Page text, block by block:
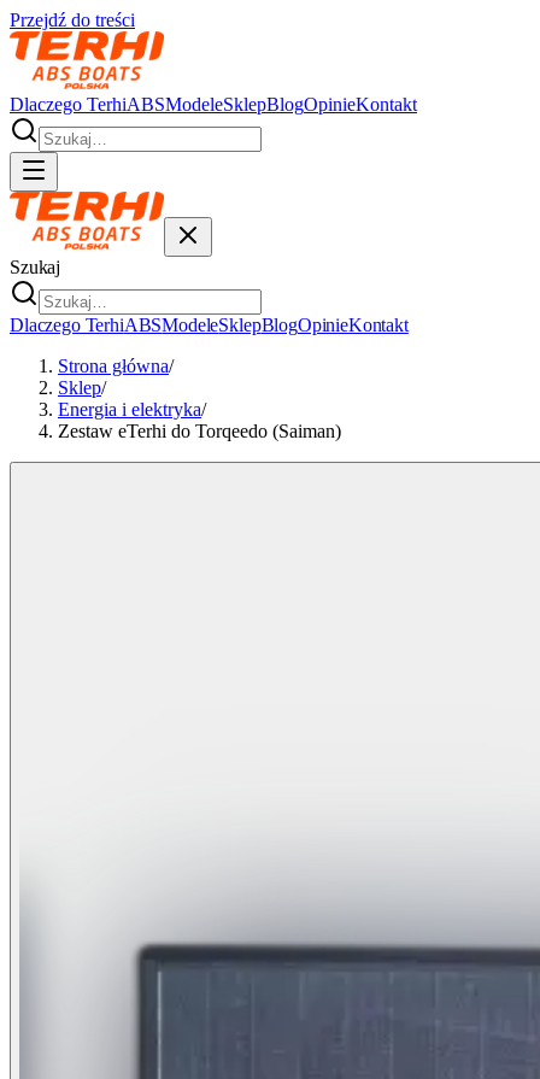
Przejdź do treści
Dlaczego TerhiABSModeleSklepBlogOpinieKontakt
Szukaj
Dlaczego TerhiABSModeleSklepBlogOpinieKontakt
Strona główna/
Sklep/
Energia i elektryka/
Zestaw eTerhi do Torqeedo (Saiman)